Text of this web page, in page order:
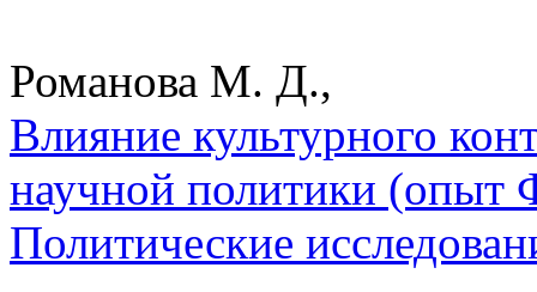
Романова М. Д.,
Влияние культурного
научной политики (опыт
Политические